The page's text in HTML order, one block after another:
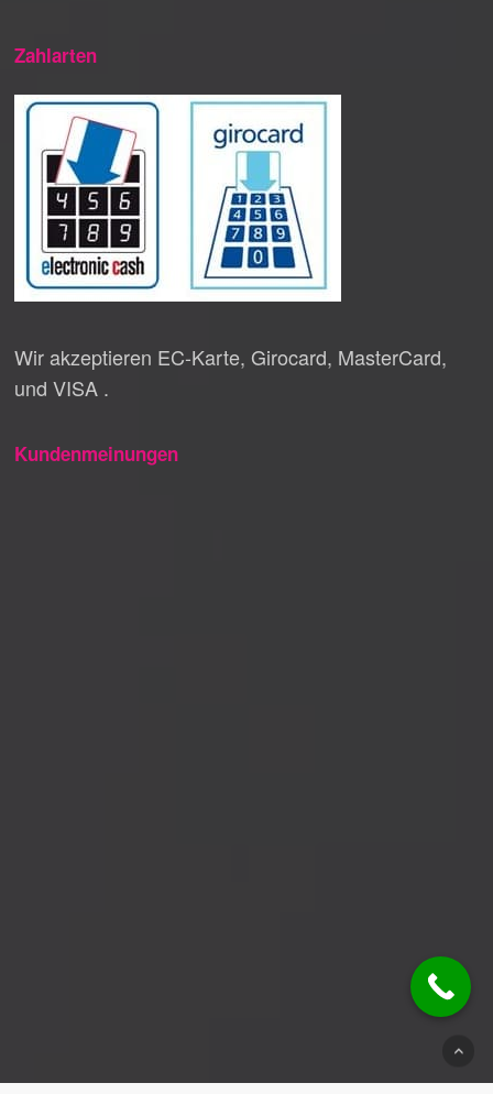
Zahlarten
Wir akzeptieren EC-Karte, Girocard, MasterCard,
und VISA .
Kundenmeinungen